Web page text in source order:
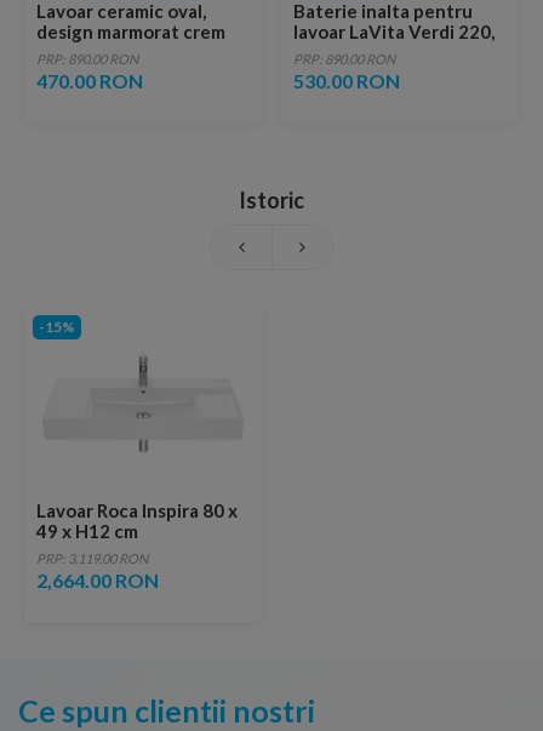
Lavoar ceramic oval,
design marmorat crem
lucios cu vene aurii,
ventil inclus
PRP: 890.00 RON
470.00 RON
Baterie inalta pentru
lavoar LaVita Verdi 220,
fara ventil, brushed
copper
PRP: 890.00 RON
530.00 RON
Istoric
-15%
Lavoar Roca Inspira 80 x
49 x H12 cm
PRP: 3,119.00 RON
2,664.00 RON
Ce spun clientii nostri